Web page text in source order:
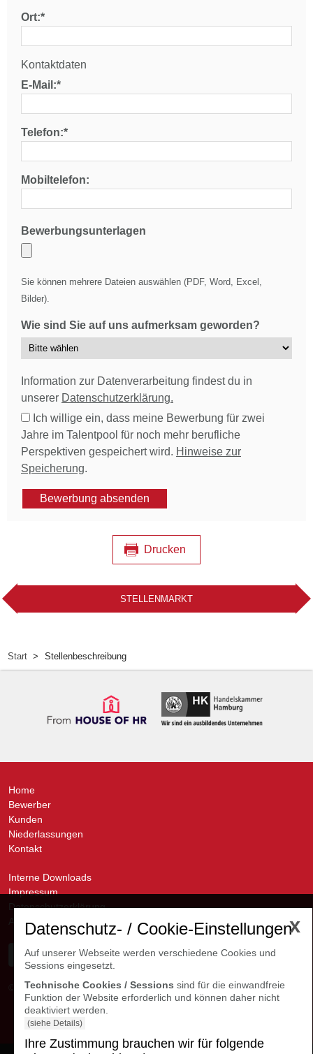
Ort:*
Kontaktdaten
E-Mail:*
Telefon:*
Mobiltelefon:
Bewerbungsunterlagen
Sie können mehrere Dateien auswählen (PDF, Word, Excel,
Bilder).
Wie sind Sie auf uns aufmerksam geworden?
Information zur Datenverarbeitung findest du in
unserer Datenschutzerklärung.
Ich willige ein, dass meine Bewerbung für zwei
Jahre im Talentpool für noch mehr berufliche
Perspektiven gespeichert wird. Hinweise zur
Speicherung.
Bewerbung absenden
Drucken
STELLENMARKT
Start Stellenbeschreibung
Home
Bewerber
Kunden
Niederlassungen
Kontakt
Interne Downloads
Impressum
Datenschutzerklärung
AGB
© avanti GmbHKontakte Niederlassungen
x
Datenschutz- / Cookie-Einstellungen
Auf unserer Webseite werden verschiedene Cookies und
Sessions eingesetzt.
Technische Cookies / Sessions sind für die einwandfreie
Funktion der Website erforderlich und können daher nicht
deaktiviert werden.
(siehe Details)
Ihre Zustimmung brauchen wir für folgende